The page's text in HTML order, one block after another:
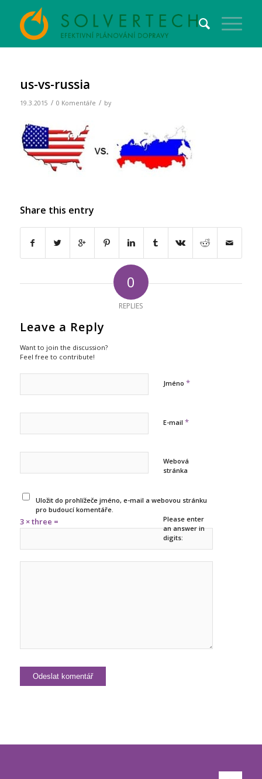
us-vs-russia
19.3.2015 / 0 Komentáře / by
Share this entry
0
REPLIES
Leave a Reply
Want to join the discussion?
Feel free to contribute!
Jméno *
E-mail *
Webová
stránka
Uložit do prohlížeče jméno, e-mail a webovou stránku
pro budoucí komentáře.
Please enter
an answer in
digits:
3 × three =